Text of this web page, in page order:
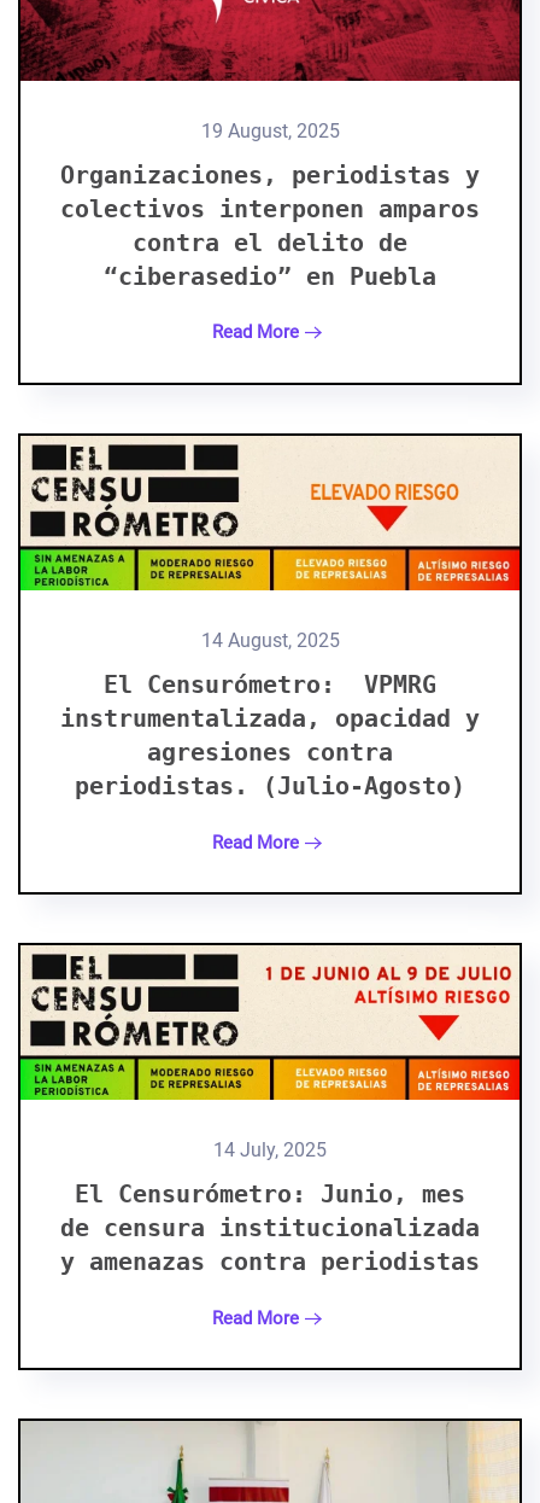
19 August, 2025
Organizaciones, periodistas y
colectivos interponen amparos
contra el delito de
“ciberasedio” en Puebla
Read More
14 August, 2025
El Censurómetro: VPMRG
instrumentalizada, opacidad y
agresiones contra
periodistas. (Julio-Agosto)
Read More
14 July, 2025
El Censurómetro: Junio, mes
de censura institucionalizada
y amenazas contra periodistas
Read More